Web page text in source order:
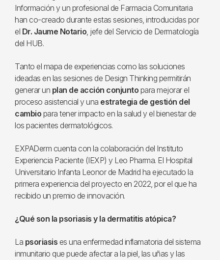
Información y un profesional de Farmacia Comunitaria
han co-creado durante estas sesiones, introducidas por
el Dr. Jaume Notario, jefe del Servicio de Dermatología
del HUB.
Tanto el mapa de experiencias como las soluciones
ideadas en las sesiones de Design Thinking permitirán
generar un plan de acción conjunto para mejorar el
proceso asistencial y una estrategia de gestión del
cambio para tener impacto en la salud y el bienestar de
los pacientes dermatológicos.
EXPADerm cuenta con la colaboración del Instituto
Experiencia Paciente (IEXP) y Leo Pharma. El Hospital
Universitario Infanta Leonor de Madrid ha ejecutado la
primera experiencia del proyecto en 2022, por el que ha
recibido un premio de innovación.
¿Qué son la psoriasis y la dermatitis atópica?
La psoriasis es una enfermedad inflamatoria del sistema
inmunitario que puede afectar a la piel, las uñas y las